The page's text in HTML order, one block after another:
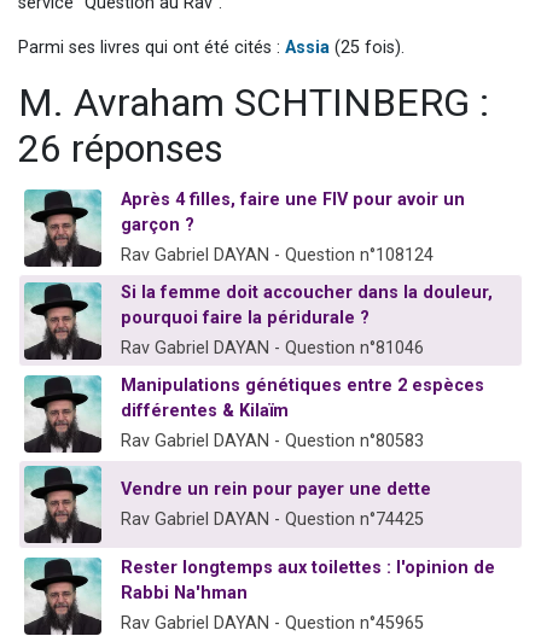
30 personnes viennent de faire un don pour Sauvez la jambe de Yohan
Il reste 49 places pour étudier en groupe sur Zoom
Parmi ses livres qui ont été cités : Assia (25 fois).
M. Avraham SCHTINBERG :
26 réponses
Après 4 filles, faire une FIV pour avoir un
garçon ?
Rav Gabriel DAYAN - Question n°108124
Si la femme doit accoucher dans la douleur,
pourquoi faire la péridurale ?
Rav Gabriel DAYAN - Question n°81046
Manipulations génétiques entre 2 espèces
différentes & Kilaïm
Rav Gabriel DAYAN - Question n°80583
Vendre un rein pour payer une dette
Rav Gabriel DAYAN - Question n°74425
Rester longtemps aux toilettes : l'opinion de
Rabbi Na'hman
Rav Gabriel DAYAN - Question n°45965